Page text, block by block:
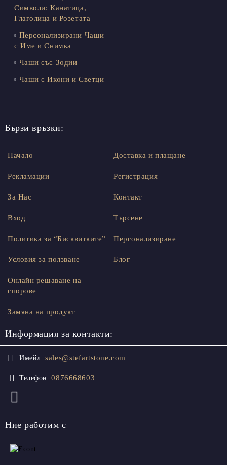
Символи: Канатица,
Глаголица и Розетата
Персонализирани Чаши
с Име и Снимка
Чаши със Зодии
Чаши с Икони и Светци
Бързи връзки:
Начало
Рекламации
За Нас
Вход
Доставка и плащане
Регистрация
Контакт
Търсене
Политика за “Бисквитките”
Условия за ползване
Онлайн решаване на
спорове
Замяна на продукт
Персонализиране
Блог
Информация за контакти:
Имейл: sales@stefartstone.com
Телефон: 0876668603
Ние работим с